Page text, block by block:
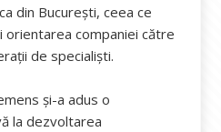
din București, ceea ce
orientarea companiei către
de specialiști.
și-a adus o
la dezvoltarea